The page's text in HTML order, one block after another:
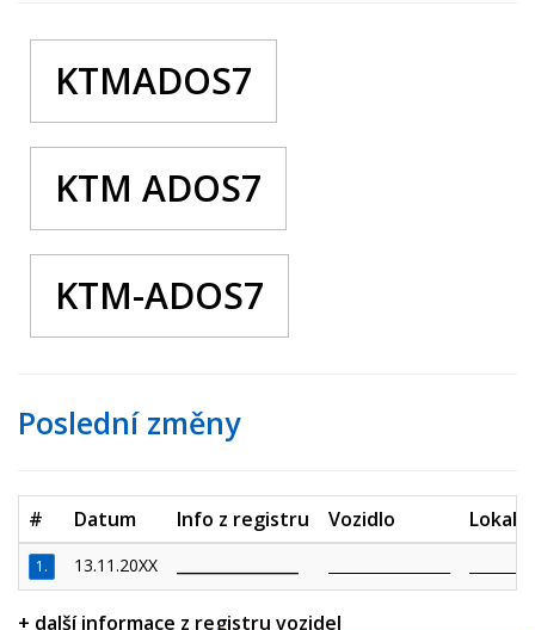
KTMADOS7
KTM ADOS7
KTM-ADOS7
Poslední změny
# Datum Info z registru Vozidlo
1. 13.11.20XX
+ další informace z registru vozidel